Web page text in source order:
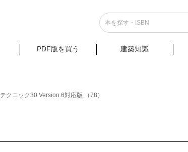
PDF版を買う 建築知識
ニック30 Version.6対応版 （78）